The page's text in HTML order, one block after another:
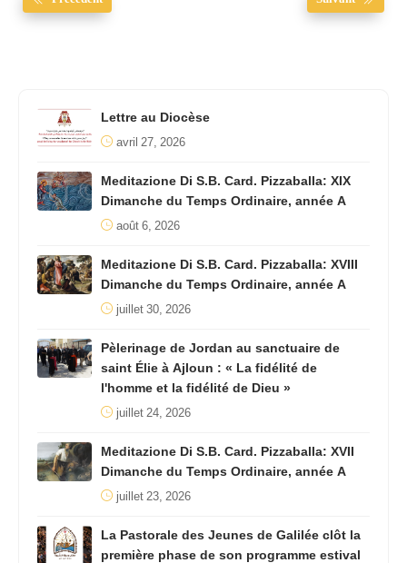
Lettre au Diocèse
avril 27, 2026
Meditazione Di S.B. Card. Pizzaballa: XIX
Dimanche du Temps Ordinaire, année A
août 6, 2026
Meditazione Di S.B. Card. Pizzaballa: XVIII
Dimanche du Temps Ordinaire, année A
juillet 30, 2026
Pèlerinage de Jordan au sanctuaire de
saint Élie à Ajloun : « La fidélité de
l'homme et la fidélité de Dieu »
juillet 24, 2026
Meditazione Di S.B. Card. Pizzaballa: XVII
Dimanche du Temps Ordinaire, année A
juillet 23, 2026
La Pastorale des Jeunes de Galilée clôt la
première phase de son programme estival